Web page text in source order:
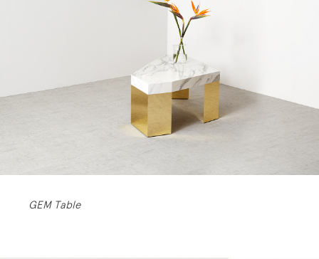
GEM Table